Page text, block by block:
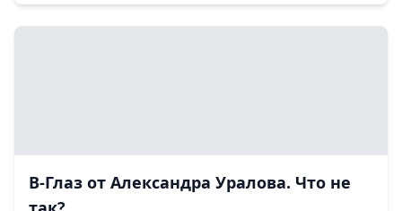
В-Глаз от Александра Уралова. Что не